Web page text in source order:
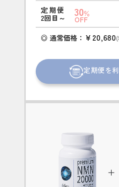
定期便
2回目～
30％
OFF
◎ 通常価格： ￥20,680
定期便を